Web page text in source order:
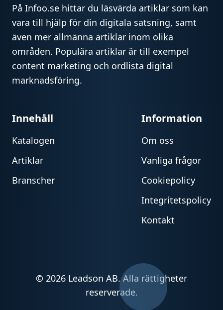
På Infoo.se hittar du läsvärda artiklar som kan
vara till hjälp för din digitala satsning, samt
även mer allmänna artiklar inom olika
områden. Populära artiklar är till exempel
content marketing och ordlista digital
marknadsföring.
Innehåll
Katalogen
Artiklar
Branscher
Information
Om oss
Vanliga frågor
Cookiepolicy
Integritetspolicy
Kontakt
© 2026 Leadson AB. Alla rättigheter
reserverade.